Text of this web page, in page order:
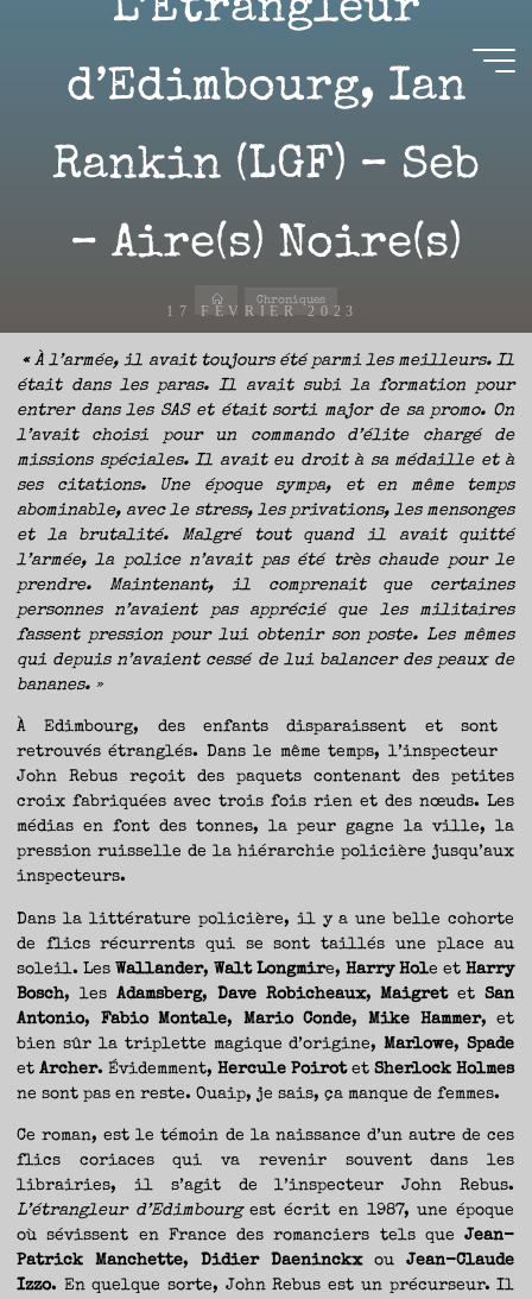
Aire(s)
Libre(s)
LES
YEUX
SUR
L’ACTUALITÉ
LITTÉRAIRE
SANS
COURIR
EN
APRÈS
LES
NOUVEAUTÉS.
S’AUTORISER
LES
CHEMINS
TRAVERSE
ET
LES
PAS
CÔTÉ,
SURTOUT
DE
LIVRES,
DONC,
MAIS
NE
S’INTERDIRE
D’AUTRES
SE
À
L’EAU
OU
SE
EN
ET
VOIR
QUI
AIRE(S)
LIBRE(S),
ICI.
L’Étrangleur
d’Edimbourg, Ian
Rankin (LGF) – Seb
– Aire(s) Noire(s)
17 FÉVRIER 2023
Sébastien
AccueilChroniques
«À l’armée, il avait toujours été parmi les meilleurs. Il
était dans les paras. Il avait subi la formation pour
entrer dans les SAS et était sorti major de sa promo. On
l’avait choisi pour un commando d’élite chargé de
missions spéciales. Il avait eu droit à sa médaille et à
ses citations. Une époque sympa, et en même temps
abominable, avec le stress, les privations, les mensonges
et la brutalité. Malgré tout quand il avait quitté
l’armée, la police n’avait pas été très chaude pour le
prendre. Maintenant, il comprenait que certaines
personnes n’avaient pas apprécié que les militaires
fassent pression pour lui obtenir son poste. Les mêmes
qui depuis n’avaient cessé de lui balancer des peaux de
bananes. »
À Edimbourg, des enfants disparaissent et sont
retrouvés étranglés. Dans le même temps, l’inspecteur
John Rebus reçoit des paquets contenant des petites
croix fabriquées avec trois fois rien et des nœuds. Les
médias en font des tonnes, la peur gagne la ville, la
pression ruisselle de la hiérarchie policière jusqu’aux
inspecteurs.
Dans la littérature policière, il y a une belle cohorte
de flics récurrents qui se sont taillés une place au
soleil. Les Wallander, Walt Longmire,Harry Hole etHarry
Bosch, lesAdamsberg, Dave Robicheaux,MaigretetSan
Antonio, Fabio Montale,Mario Conde,Mike Hammer, et
bien sûr la triplette magique d’origine,Marlowe,Spade
etArcher. Évidemment,Hercule PoirotetSherlock Holmes
ne sont pas en reste. Ouaip, je sais, ça manque de femmes.
Ce roman, est le témoin de la naissance d’un autre de ces
flics coriaces qui va revenir souvent dans les
librairies, il s’agit de l’inspecteur John Rebus.
L’étrangleur d’Edimbourgest écrit en 1987, une époque
où sévissent en France des romanciers tels queJean-
Patrick Manchette, Didier DaeninckxouJean-Claude
Izzo. En quelque sorte, John Rebus est un précurseur. Il